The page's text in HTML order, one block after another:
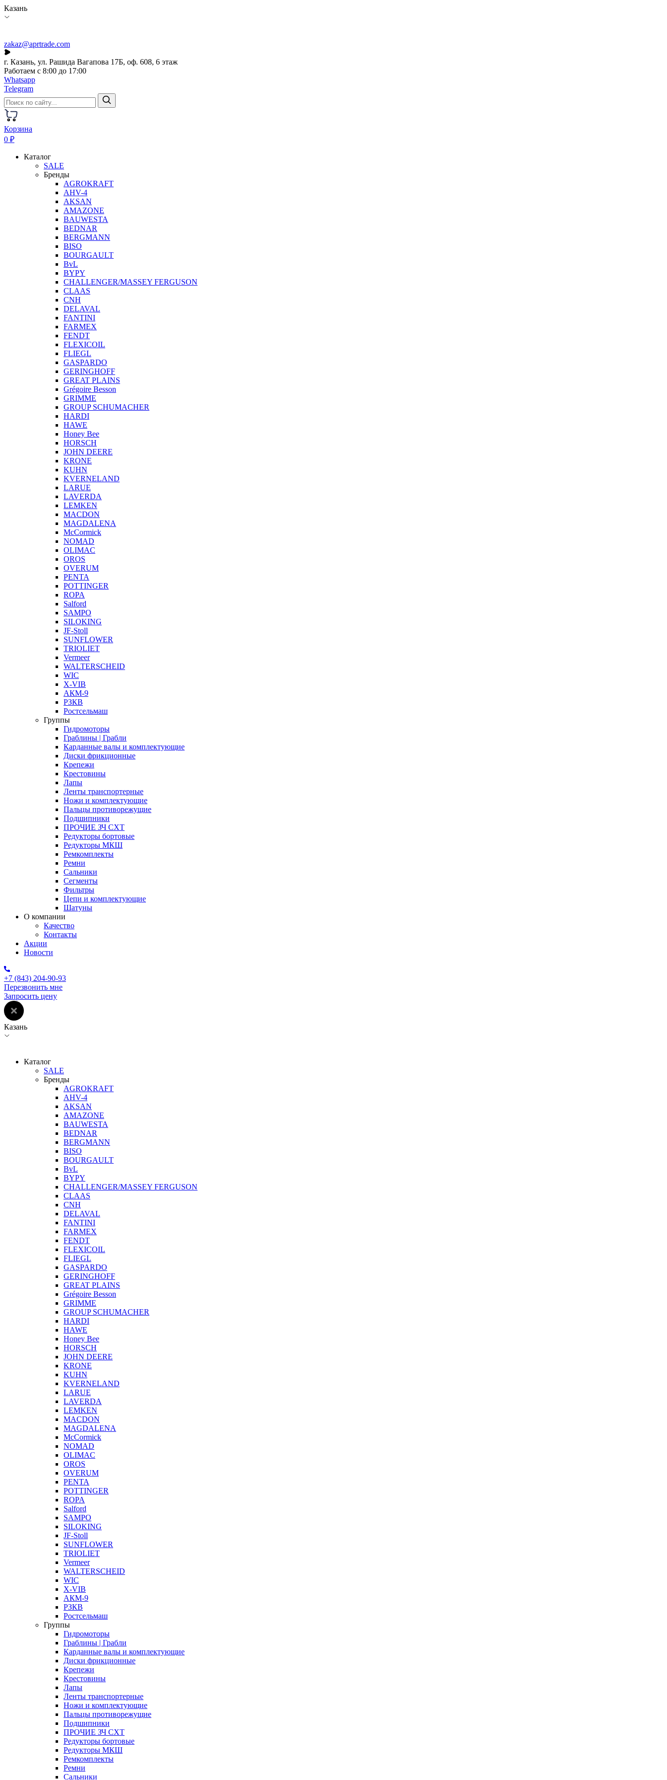
Казань
zakaz@aprtrade.com
г. Казань, ул. Рашида Вагапова 17Б, оф. 608, 6 этаж
Работаем с 8:00 до 17:00
Whatsapp
Telegram
Корзина
0 ₽
Каталог
SALE
Бренды
AGROKRAFT
AHV-4
AKSAN
AMAZONE
BAUWESTA
BEDNAR
BERGMANN
BISO
BOURGAULT
BvL
BYPY
CHALLENGER/MASSEY FERGUSON
CLAAS
CNH
DELAVAL
FANTINI
FARMEX
FENDT
FLEXICOIL
FLIEGL
GASPARDO
GERINGHOFF
GREAT PLAINS
Grégoire Besson
GRIMME
GROUP SCHUMACHER
HARDI
HAWE
Honey Bee
HORSCH
JOHN DEERE
KRONE
KUHN
KVERNELAND
LARUE
LAVERDA
LEMKEN
MACDON
MAGDALENA
McCormick
NOMAD
OLIMAC
OROS
OVERUM
PENTA
POTTINGER
ROPA
Salford
SAMPO
SILOKING
JF-Stoll
SUNFLOWER
TRIOLIET
Vermeer
WALTERSCHEID
WIC
X-VIB
АКМ-9
РЗКВ
Ростсельмаш
Группы
Гидромоторы
Граблины | Грабли
Карданные валы и комплектующие
Диски фрикционные
Крепежи
Крестовины
Лапы
Ленты транспортерные
Ножи и комплектующие
Пальцы противорежущие
Подшипники
ПРОЧИЕ ЗЧ СХТ
Редукторы бортовые
Редукторы МКШ
Ремкомплекты
Ремни
Сальники
Сегменты
Фильтры
Цепи и комплектующие
Шатуны
О компании
Качество
Контакты
Акции
Новости
+7 (843) 204-90-93
Перезвонить мне
Запросить цену
Казань
Каталог
SALE
Бренды
AGROKRAFT
AHV-4
AKSAN
AMAZONE
BAUWESTA
BEDNAR
BERGMANN
BISO
BOURGAULT
BvL
BYPY
CHALLENGER/MASSEY FERGUSON
CLAAS
CNH
DELAVAL
FANTINI
FARMEX
FENDT
FLEXICOIL
FLIEGL
GASPARDO
GERINGHOFF
GREAT PLAINS
Grégoire Besson
GRIMME
GROUP SCHUMACHER
HARDI
HAWE
Honey Bee
HORSCH
JOHN DEERE
KRONE
KUHN
KVERNELAND
LARUE
LAVERDA
LEMKEN
MACDON
MAGDALENA
McCormick
NOMAD
OLIMAC
OROS
OVERUM
PENTA
POTTINGER
ROPA
Salford
SAMPO
SILOKING
JF-Stoll
SUNFLOWER
TRIOLIET
Vermeer
WALTERSCHEID
WIC
X-VIB
АКМ-9
РЗКВ
Ростсельмаш
Группы
Гидромоторы
Граблины | Грабли
Карданные валы и комплектующие
Диски фрикционные
Крепежи
Крестовины
Лапы
Ленты транспортерные
Ножи и комплектующие
Пальцы противорежущие
Подшипники
ПРОЧИЕ ЗЧ СХТ
Редукторы бортовые
Редукторы МКШ
Ремкомплекты
Ремни
Сальники